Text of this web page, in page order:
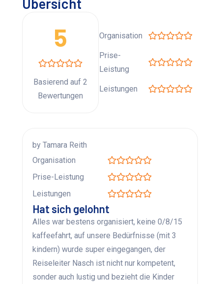
Übersicht
5
Basierend auf 2
Bewertungen
Organisation
Prise-
Leistung
Leistungen
by Tamara Reith
Organisation
Prise-Leistung
Leistungen
Hat sich gelohnt
Alles war bestens organisiert, keine 0/8/15
kaffeefahrt, auf unsere Bedürfnisse (mit 3
kindern) wurde super eingegangen, der
Reiseleiter Nasch ist nicht nur kompetent,
sonder auch lustig und bezieht die Kinder